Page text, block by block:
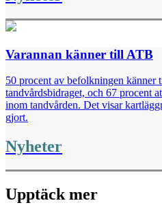
Varannan känner till ATB
50 procent av befolkningen känner
tandvårdsbidraget, och 67 procent
inom tandvården. Det visar
gjort.
Nyheter
Upptäck mer